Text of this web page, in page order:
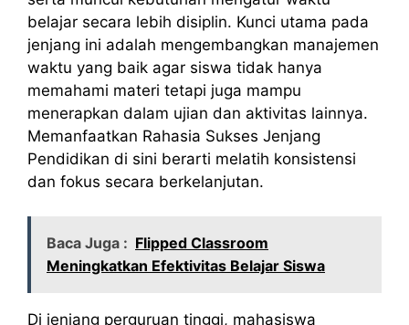
belajar secara lebih disiplin. Kunci utama pada
jenjang ini adalah mengembangkan manajemen
waktu yang baik agar siswa tidak hanya
memahami materi tetapi juga mampu
menerapkan dalam ujian dan aktivitas lainnya.
Memanfaatkan Rahasia Sukses Jenjang
Pendidikan di sini berarti melatih konsistensi
dan fokus secara berkelanjutan.
Baca Juga : Flipped Classroom
Meningkatkan Efektivitas Belajar Siswa
Di jenjang perguruan tinggi, mahasiswa